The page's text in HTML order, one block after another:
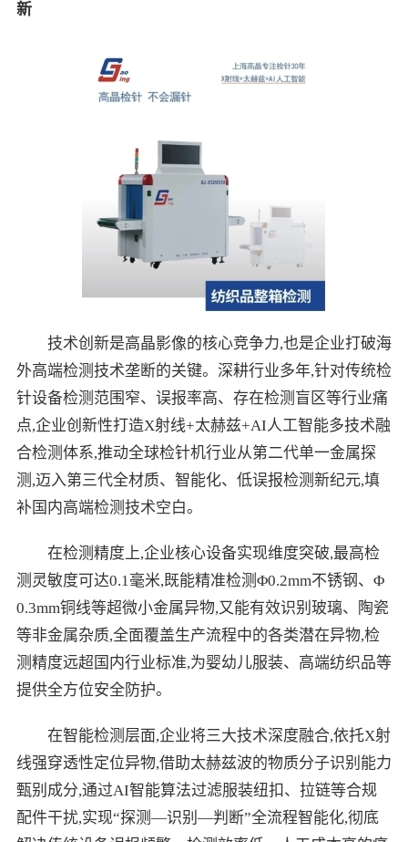
新
技术创新是高晶影像的核心竞争力,也是企业打破海
外高端检测技术垄断的关键。深耕行业多年,针对传统检
针设备检测范围窄、误报率高、存在检测盲区等行业痛
点,企业创新性打造X射线+太赫兹+AI人工智能多技术融
合检测体系,推动全球检针机行业从第二代单一金属探
测,迈入第三代全材质、智能化、低误报检测新纪元,填
补国内高端检测技术空白。
在检测精度上,企业核心设备实现维度突破,最高检
测灵敏度可达0.1毫米,既能精准检测Φ0.2mm不锈钢、Φ
0.3mm铜线等超微小金属异物,又能有效识别玻璃、陶瓷
等非金属杂质,全面覆盖生产流程中的各类潜在异物,检
测精度远超国内行业标准,为婴幼儿服装、高端纺织品等
提供全方位安全防护。
在智能检测层面,企业将三大技术深度融合,依托X射
线强穿透性定位异物,借助太赫兹波的物质分子识别能力
甄别成分,通过AI智能算法过滤服装纽扣、拉链等合规
配件干扰,实现“探测—识别—判断”全流程智能化,彻底